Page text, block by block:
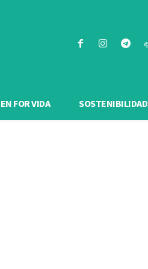
FOR VIDA SOSTENIBILIDAD